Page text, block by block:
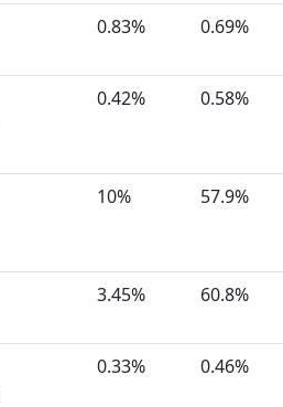
0.83% 0.69%
0.42% 0.58%
10% 57.9%
3.45% 60.8%
0.33% 0.46%